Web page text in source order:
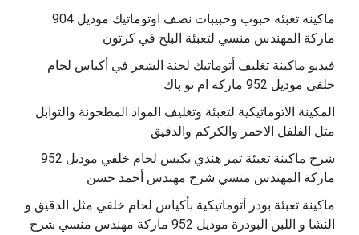
‫ماكينه تعبئه حبوب وحبيبات نصف اوتوماتيك موديل 904
‫فيديو ماكينة تغليف أتوماتيك لحنة الشعر في أكياس لحام
خلفى موديل 952 ماركه ام تو باك
المكينة الاتوماتيكية لتعبئة وتغليف المواد المطحونة والتوابل
مثل الفلفل الاحمر والكركم والدقيق
‫شرح ماكينة تعبئة تمر هندي بكيس لحام خلفي موديل 952
ماكينة تعبئة بودر أتوماتيكية بأكياس لحام خلفي مثل الدقيق و
النشا و اللبن البودرة موديل 952 ماركة مهندس منسي شرح